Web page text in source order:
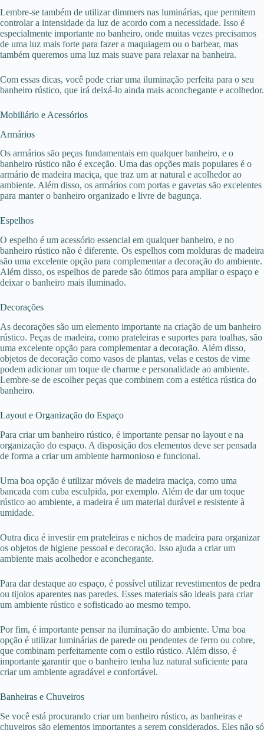
Lembre-se também de utilizar dimmers nas luminárias, que permitem
controlar a intensidade da luz de acordo com a necessidade. Isso é
especialmente importante no banheiro, onde muitas vezes precisamos
de uma luz mais forte para fazer a maquiagem ou o barbear, mas
também queremos uma luz mais suave para relaxar na banheira.
Com essas dicas, você pode criar uma iluminação perfeita para o seu
banheiro rústico, que irá deixá-lo ainda mais aconchegante e acolhedor.
Mobiliário e Acessórios
Armários
Os armários são peças fundamentais em qualquer banheiro, e o
banheiro rústico não é exceção. Uma das opções mais populares é o
armário de madeira maciça, que traz um ar natural e acolhedor ao
ambiente. Além disso, os armários com portas e gavetas são excelentes
para manter o banheiro organizado e livre de bagunça.
Espelhos
O espelho é um acessório essencial em qualquer banheiro, e no
banheiro rústico não é diferente. Os espelhos com molduras de madeira
são uma excelente opção para complementar a decoração do ambiente.
Além disso, os espelhos de parede são ótimos para ampliar o espaço e
deixar o banheiro mais iluminado.
Decorações
As decorações são um elemento importante na criação de um banheiro
rústico. Peças de madeira, como prateleiras e suportes para toalhas, são
uma excelente opção para complementar a decoração. Além disso,
objetos de decoração como vasos de plantas, velas e cestos de vime
podem adicionar um toque de charme e personalidade ao ambiente.
Lembre-se de escolher peças que combinem com a estética rústica do
banheiro.
Layout e Organização do Espaço
Para criar um banheiro rústico, é importante pensar no layout e na
organização do espaço. A disposição dos elementos deve ser pensada
de forma a criar um ambiente harmonioso e funcional.
Uma boa opção é utilizar móveis de madeira maciça, como uma
bancada com cuba esculpida, por exemplo. Além de dar um toque
rústico ao ambiente, a madeira é um material durável e resistente à
umidade.
Outra dica é investir em prateleiras e nichos de madeira para organizar
os objetos de higiene pessoal e decoração. Isso ajuda a criar um
ambiente mais acolhedor e aconchegante.
Para dar destaque ao espaço, é possível utilizar revestimentos de pedra
ou tijolos aparentes nas paredes. Esses materiais são ideais para criar
um ambiente rústico e sofisticado ao mesmo tempo.
Por fim, é importante pensar na iluminação do ambiente. Uma boa
opção é utilizar luminárias de parede ou pendentes de ferro ou cobre,
que combinam perfeitamente com o estilo rústico. Além disso, é
importante garantir que o banheiro tenha luz natural suficiente para
criar um ambiente agradável e confortável.
Banheiras e Chuveiros
Se você está procurando criar um banheiro rústico, as banheiras e
chuveiros são elementos importantes a serem considerados. Eles não só